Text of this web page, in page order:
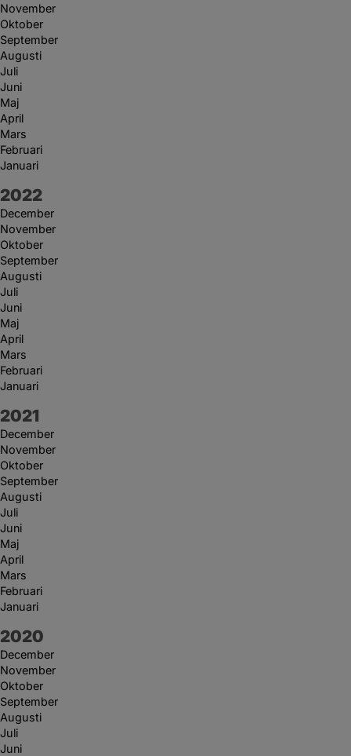
November
Oktober
September
Augusti
Juli
Juni
Maj
April
Mars
Februari
Januari
År:
2022
December
November
Oktober
September
Augusti
Juli
Juni
Maj
April
Mars
Februari
Januari
År:
2021
December
November
Oktober
September
Augusti
Juli
Juni
Maj
April
Mars
Februari
Januari
År:
2020
December
November
Oktober
September
Augusti
Juli
Juni